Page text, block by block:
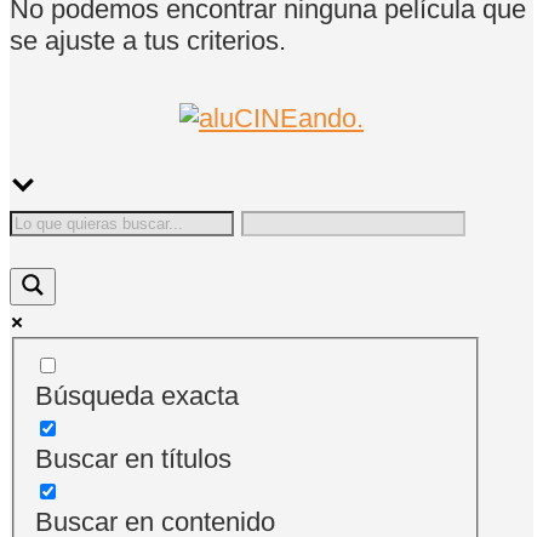
No podemos encontrar ninguna película que
se ajuste a tus criterios.
Búsqueda exacta
Buscar en títulos
Buscar en contenido